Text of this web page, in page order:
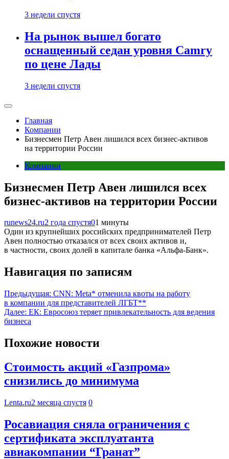
3 недели спустя
На рынок вышел богато
оснащенный седан уровня Camry
по цене Лады
3 недели спустя
Главная
Компании
Бизнесмен Петр Авен лишился всех бизнес-активов
на территории России
Компании
Бизнесмен Петр Авен лишился всех
бизнес-активов на территории России
runews24.ru2 года спустя01 минуты
Один из крупнейших российских предпринимателей Петр
Авен полностью отказался от всех своих активов и,
в частности, своих долей в капитале банка «Альфа-Банк».
Навигация по записям
Предыдущая: CNN: Meta* отменила квоты на работу
в компании для представителей ЛГБТ**
Далее: ЕК: Евросоюз теряет привлекательность для ведения
бизнеса
Похожие новости
Стоимость акций «Газпрома»
снизились до минимума
Lenta.ru2 месяца спустя 0
Росавиация сняла ограничения с
сертификата эксплуатанта
авиакомпании “Гранат”